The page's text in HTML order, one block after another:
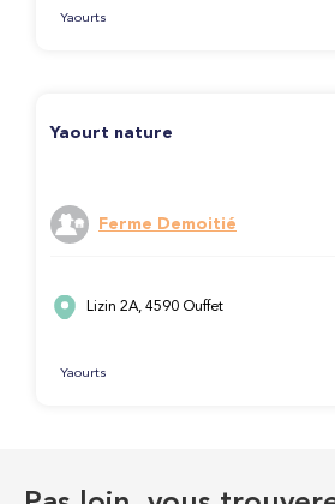
Yaourts
Yaourt nature
Ferme Demoitié
Lizin 2A, 4590 Ouffet
Yaourts